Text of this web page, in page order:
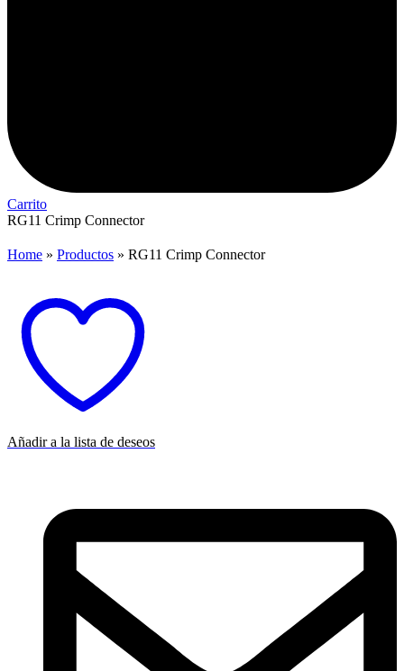
Carrito
RG11 Crimp Connector
Home » Productos » RG11 Crimp Connector
Añadir a la lista de deseos